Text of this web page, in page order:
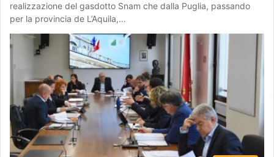
realizzazione del gasdotto Snam che dalla Puglia, passando
per la provincia de L’Aquila,…